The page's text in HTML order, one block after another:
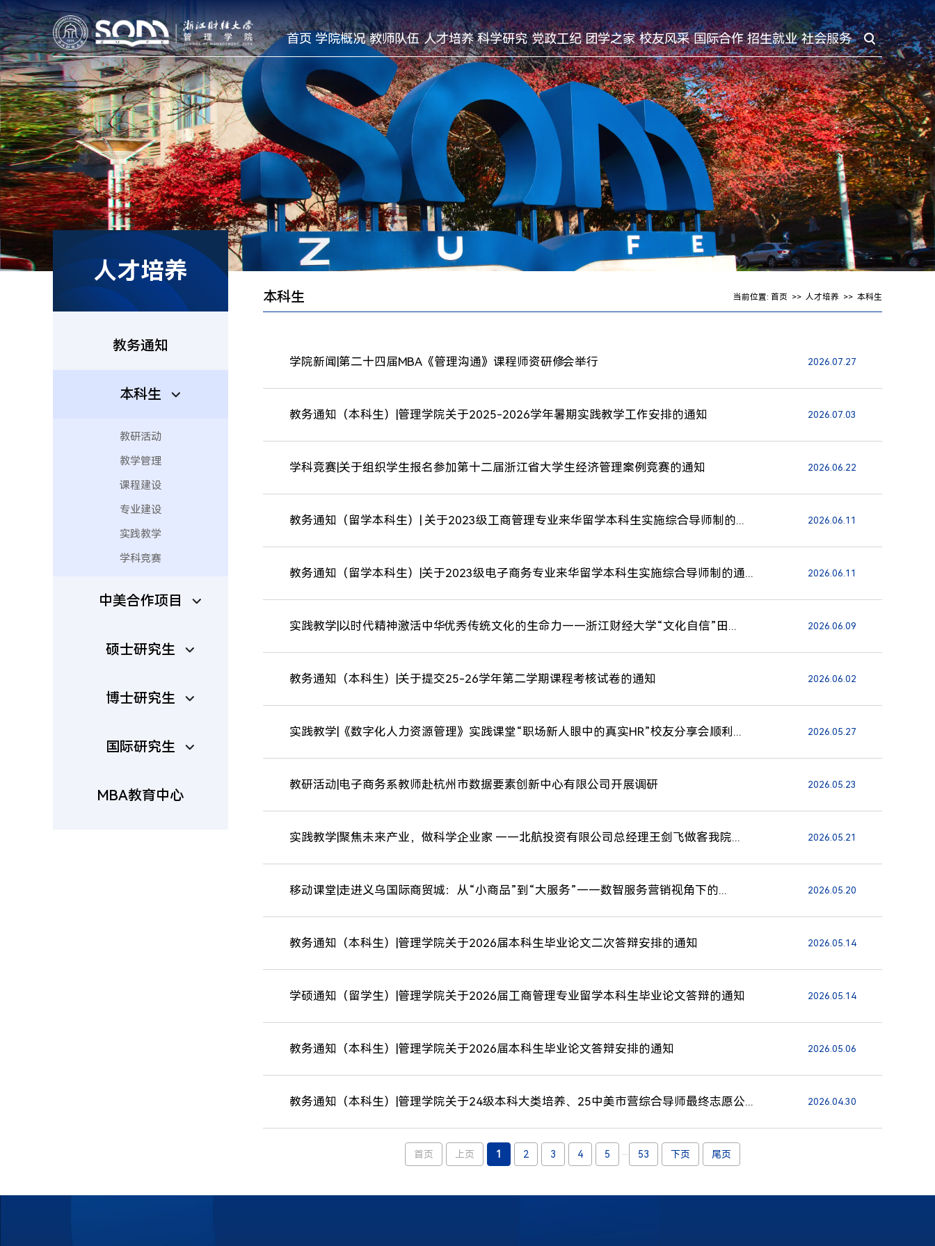
首页 学院概况 教师队伍 人才培养 科学研究 党政工纪 团学之家 校友风采 国际合作 招生就业 社会服务
人才培养
教务通知
本科生
教研活动
教学管理
课程建设
专业建设
实践教学
学科竞赛
中美合作项目
硕士研究生
博士研究生
国际研究生
MBA教育中心
本科生 当前位置:首页 >>人才培养 >>本科生
学院新闻|第二十四届MBA《管理沟通》课程师资研修会举行 2026.07.27
教务通知（本科生）|管理学院关于2025-2026学年暑期实践教学工作安排的通知 2026.07.03
学科竞赛|关于组织学生报名参加第十二届浙江省大学生经济管理案例竞赛的通知 2026.06.22
教务通知（留学本科生）| 关于2023级工商管理专业来华留学本科生实施综合导师制的... 2026.06.11
教务通知（留学本科生）|关于2023级电子商务专业来华留学本科生实施综合导师制的通... 2026.06.11
实践教学|以时代精神激活中华优秀传统文化的生命力——浙江财经大学“文化自信”田... 2026.06.09
教务通知（本科生）|关于提交25-26学年第二学期课程考核试卷的通知 2026.06.02
实践教学|《数字化人力资源管理》实践课堂“职场新人眼中的真实HR”校友分享会顺利... 2026.05.27
教研活动|电子商务系教师赴杭州市数据要素创新中心有限公司开展调研 2026.05.23
实践教学|聚焦未来产业，做科学企业家 ——北航投资有限公司总经理王剑飞做客我院... 2026.05.21
移动课堂|走进义乌国际商贸城：从“小商品”到“大服务”——数智服务营销视角下的... 2026.05.20
教务通知（本科生）|管理学院关于2026届本科生毕业论文二次答辩安排的通知 2026.05.14
学硕通知（留学生）|管理学院关于2026届工商管理专业留学本科生毕业论文答辩的通知 2026.05.14
教务通知（本科生）|管理学院关于2026届本科生毕业论文答辩安排的通知 2026.05.06
教务通知（本科生）|管理学院关于24级本科大类培养、25中美市营综合导师最终志愿公... 2026.04.30
首页 上页 1 2 3 4 5 53 下页 尾页